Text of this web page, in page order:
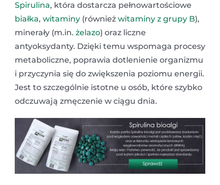
Spirulina, która dostarcza pełnowartościowe
białka, witaminy (również witaminy z grupy B),
minerały (m.in. żelazo) oraz liczne
antyoksydanty. Dzięki temu wspomaga procesy
metaboliczne, poprawia dotlenienie organizmu
i przyczynia się do zwiększenia poziomu energii.
Jest to szczególnie istotne u osób, które szybko
odczuwają zmęczenie w ciągu dnia.